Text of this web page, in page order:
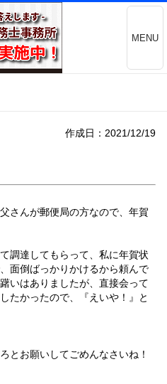
MENU
作成日：2021/12/19
さんが郵便局の方なので、年賀
調達してもらって、私に年賀状
面倒ばっかりかけるから頼んで
いはありましたが、直接会って
たかったので、『えいや！』と
とお願いしてごめんなさいね！